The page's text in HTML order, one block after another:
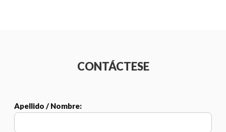
CONTÁCTESE
Apellido / Nombre: